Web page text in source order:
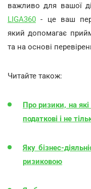
важливо для вашої
LIGA360 - це ваш
який допомагає
та на основі
Читайте також:
Про ризики, на
податкові і не
Яку бізнес-
ризиковою